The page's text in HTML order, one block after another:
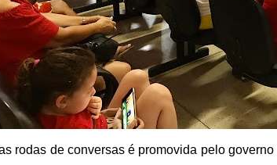
rodas de conversas é promovida pelo